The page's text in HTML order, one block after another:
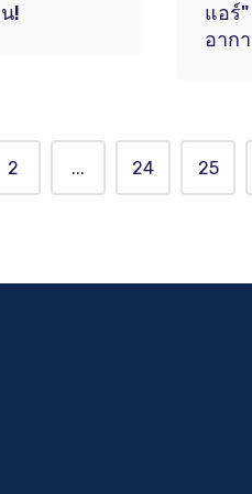
!
แอร์
อาก
2 ... 24 25